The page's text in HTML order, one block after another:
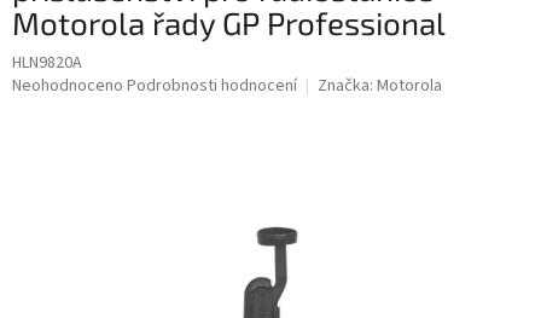
Motorola řady GP Professional
HLN9820A
Průměrné
Neohodnoceno Podrobnosti hodnocení Značka: Motorola